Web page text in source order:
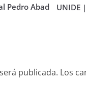
Pedro Abad UNIDE
publicada. Los